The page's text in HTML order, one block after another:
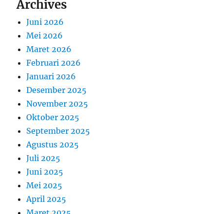
p
s
s
t
s
t
Archives
Juni 2026
Mei 2026
Maret 2026
Februari 2026
Januari 2026
Desember 2025
November 2025
Oktober 2025
September 2025
Agustus 2025
Juli 2025
Juni 2025
Mei 2025
April 2025